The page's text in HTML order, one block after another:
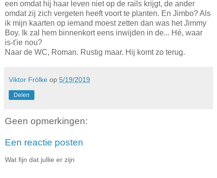
een omdat hij haar leven niet op de rails krijgt, de ander
omdat zij zich vergeten heeft voort te planten. En Jimbo? Als
ik mijn kaarten op iemand moest zetten dan was het Jimmy
Boy. Ik zal hem binnenkort eens inwijden in de... Hé, waar
is-t'ie nou?
Naar de WC, Roman. Rustig maar. Hij komt zo terug.
Viktor Frölke op 5/19/2019
Delen
Geen opmerkingen:
Een reactie posten
Wat fijn dat jullie er zijn